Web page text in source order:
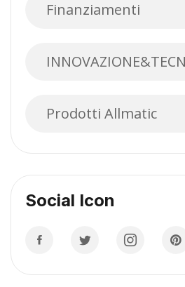
Finanziamenti
Prodotti Allmatic
Social Icon